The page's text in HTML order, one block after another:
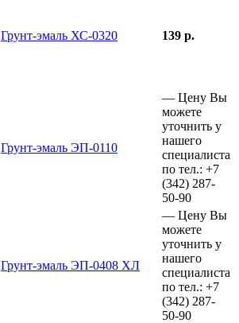
Грунт-эмаль ХС-0320 139 р.
Грунт-эмаль ЭП-0110
— Цену Вы
можете
уточнить у
нашего
специалиста
по тел.: +7
(342) 287-
50-90
Грунт-эмаль ЭП-0408 ХЛ
— Цену Вы
можете
уточнить у
нашего
специалиста
по тел.: +7
(342) 287-
50-90